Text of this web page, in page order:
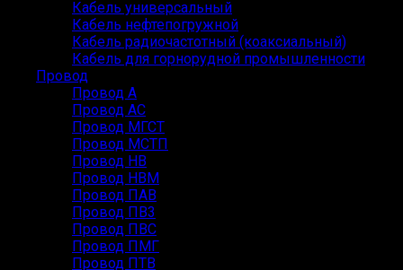
Кабель универсальный
Кабель нефтепогружной
Кабель радиочастотный (коаксиальный)
Кабель для горнорудной промышленности
Провод
Провод А
Провод АС
Провод МГСТ
Провод МСТП
Провод НВ
Провод НВМ
Провод ПАВ
Провод ПВ3
Провод ПВС
Провод ПМГ
Провод ПТВ